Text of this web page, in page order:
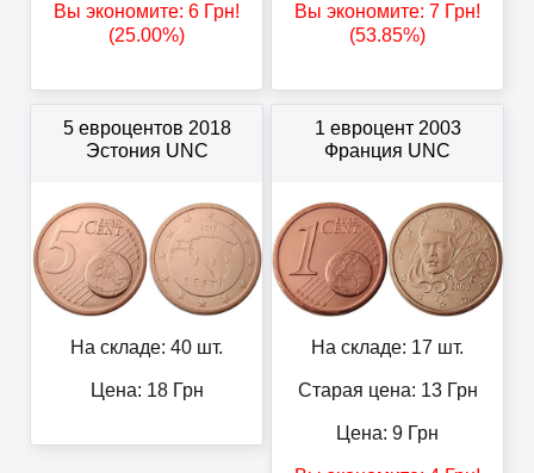
Вы экономите: 6 Грн!
(25.00%)
Вы экономите: 7 Грн!
(53.85%)
5 евроцентов 2018
Эстония UNC
На складе: 40 шт.
Цена: 18Грн
1 евроцент 2003
Франция UNC
На складе: 17 шт.
Старая цена: 13Грн
Цена: 9 Грн